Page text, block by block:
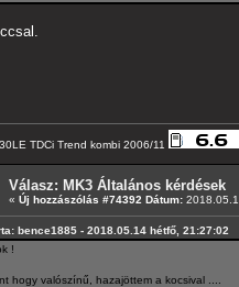
TDCi Trend kombi 2006/11
Válasz: MK3 Általános kérdések
« Új hozzászólás #74392 Dátum:
bence1885 - 2018.05.14 hétfő, 21:27:02
!
hogy valószínű, hazajöttem a kocsival ....